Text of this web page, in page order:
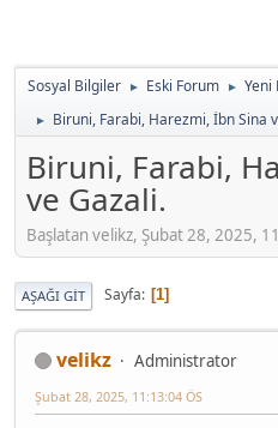
Sosyal Bilgiler ► Eski Forum ► Yeni
► Biruni, Farabi, Harezmi, İbn Sina
Biruni, Farabi,
ve Gazali.
Başlatan velikz, Şubat 28, 2025,
AŞAĞI GIT Sayfa 1
velikz Administrator
Şubat 28, 2025, 11:13:04 ÖS